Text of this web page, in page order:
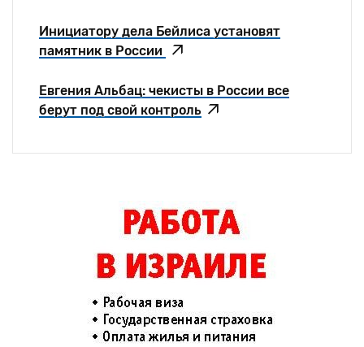
Инициатору дела Бейлиса установят
памятник в России
Евгения Альбац: чекисты в России все
берут под свой контроль